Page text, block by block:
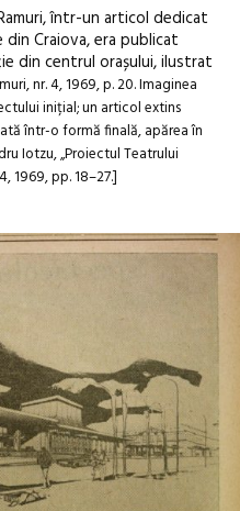
într-un articol dedicat
Craiova, era publicat
din centrul orașului, ilustrat
nr. 4, 1969, p. 20. Imaginea
inițial; un articol extins
într-o formă finală, apărea în
Iotzu, „Proiectul Teatrului
1969, pp. 18–27.]